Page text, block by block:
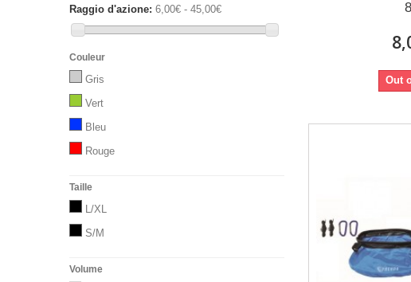
Raggio d'azione: 6,00€ - 45,00€
Couleur
Gris
Vert
Bleu
Rouge
Taille
L/XL
S/M
Volume
Out